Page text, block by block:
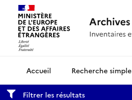
Archives diplomatiquesRecherche simple
Filtrer les résultats